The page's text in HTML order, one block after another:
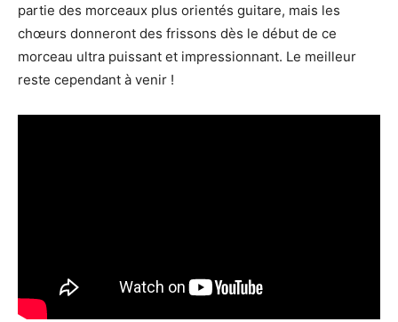
partie des morceaux plus orientés guitare, mais les
chœurs donneront des frissons dès le début de ce
morceau ultra puissant et impressionnant. Le meilleur
reste cependant à venir !